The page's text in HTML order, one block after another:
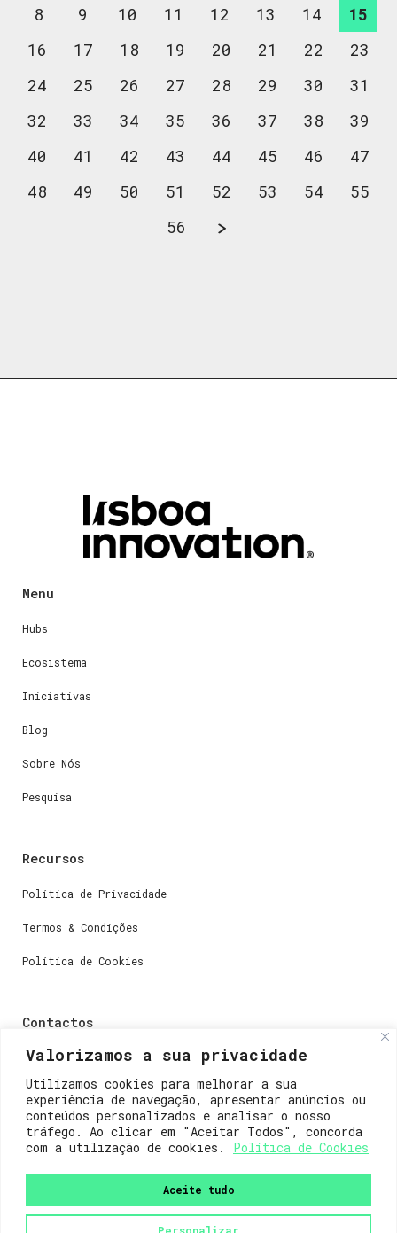
Valorizamos a sua privacidade
Utilizamos cookies para melhorar a sua
experiência de navegação, apresentar anúncios ou
conteúdos personalizados e analisar o nosso
tráfego. Ao clicar em "Aceitar Todos", concorda
com a utilização de cookies.
Política de Cookies
Personalizar
Aceite tudo
8
9 10 11 12 13 14
15
16
17 18 19 20 21 22
23
24
25 26 27 28 29 30
31
32
33 34 35 36 37 38
39
40
41 42 43 44 45 46
47
48
49 50 51 52 53 54
55
56
Menu
Hubs
Ecosistema
Iniciativas
Blog
Sobre Nós
Pesquisa
Recursos
Política de Privacidade
Termos & Condições
Política de Cookies
Contactos
Dúvidas ou perguntas envie-nos um e-mail para
Dúvidas de registro ou suporte, envie um e-mail para
support@lisboainnovation.com